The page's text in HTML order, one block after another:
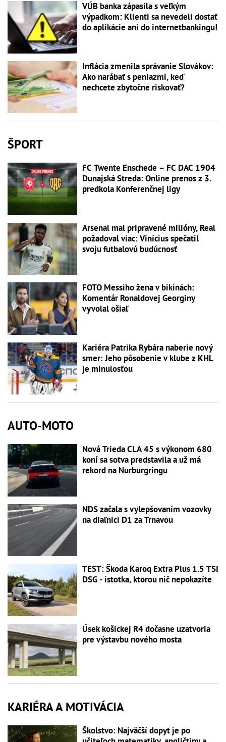
VÚB banka zápasila s veľkým
výpadkom: Klienti sa nevedeli dostať
do aplikácie ani do internetbankingu!
Inflácia zmenila správanie Slovákov:
Ako narábať s peniazmi, keď
nechcete zbytočne riskovať?
ŠPORT
FC Twente Enschede – FC DAC 1904
Dunajská Streda: Online prenos z 3.
predkola Konferenčnej ligy
Arsenal mal pripravené milióny, Real
požadoval viac: Vinícius spečatil
svoju futbalovú budúcnosť
FOTO Messiho žena v bikinách:
Komentár Ronaldovej Georginy
vyvolal ošiaľ
Kariéra Patrika Rybára naberie nový
smer: Jeho pôsobenie v klube z KHL
je minulosťou
AUTO-MOTO
Nová Trieda CLA 45 s výkonom 680
koní sa sotva predstavila a už má
rekord na Nurburgringu
NDS začala s vylepšovaním vozovky
na diaľnici D1 za Trnavou
TEST: Škoda Karoq Extra Plus 1.5 TSI
DSG - istotka, ktorou nič nepokazíte
Úsek košickej R4 dočasne uzatvoria
pre výstavbu nového mosta
KARIÉRA A MOTIVÁCIA
Školstvo: Najväčší dopyt je po